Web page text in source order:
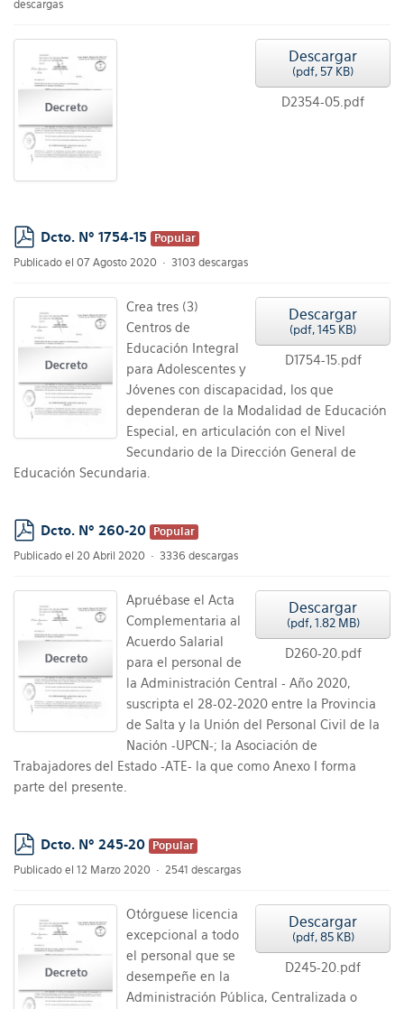
descargas
Descargar
(pdf, 57 KB)
D2354-05.pdf
pdf
Dcto. Nº 1754-15
Popular
Publicado el 07 Agosto 2020
3103 descargas
Descargar
(pdf, 145 KB)
D1754-15.pdf
Crea tres (3)
Centros de
Educación Integral
para Adolescentes y
Jóvenes con discapacidad, los que
dependeran de la Modalidad de Educación
Especial, en articulación con el Nivel
Secundario de la Dirección General de
Educación Secundaria.
pdf
Dcto. Nº 260-20
Popular
Publicado el 20 Abril 2020
3336 descargas
Descargar
(pdf, 1.82 MB)
D260-20.pdf
Apruébase el Acta
Complementaria al
Acuerdo Salarial
para el personal de
la Administración Central - Año 2020,
suscripta el 28-02-2020 entre la Provincia
de Salta y la Unión del Personal Civil de la
Nación -UPCN-; la Asociación de
Trabajadores del Estado -ATE- la que como Anexo I forma
parte del presente.
pdf
Dcto. Nº 245-20
Popular
Publicado el 12 Marzo 2020
2541 descargas
Descargar
(pdf, 85 KB)
D245-20.pdf
Otórguese licencia
excepcional a todo
el personal que se
desempeñe en la
Administración Pública, Centralizada o